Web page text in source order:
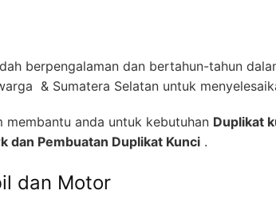
berpengalaman dan bertahun-tahun
& Sumatera Selatan untuk
anda untuk kebutuhan Duplikat
dan Pembuatan Duplikat Kunci .
dan Motor